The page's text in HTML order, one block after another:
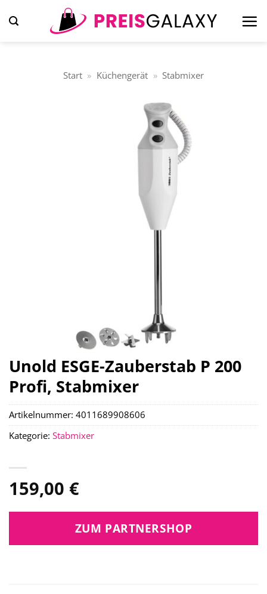
Inhalt
Start » Küchengerät » Stabmixer
Unold ESGE-Zauberstab P 200
Profi, Stabmixer
159,00 €
ZUM PARTNERSHOP
Artikelnummer: 4011689908606
Kategorie: Stabmixer